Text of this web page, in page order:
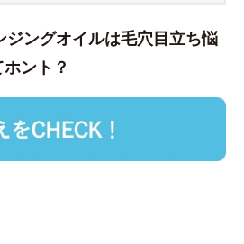
ジングオイルは毛穴目立ち悩
ント？